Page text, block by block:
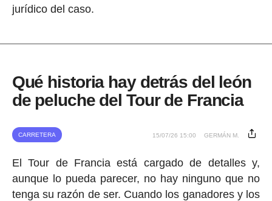
jurídico del caso.
Qué historia hay detrás del león
de peluche del Tour de Francia
CARRETERA 15/07/26 15:00 GERMÁN M.
El Tour de Francia está cargado de detalles y,
aunque lo pueda parecer, no hay ninguno que no
tenga su razón de ser. Cuando los ganadores y los